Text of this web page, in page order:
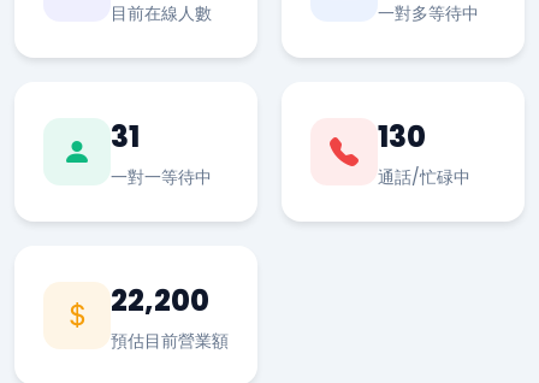
目前在線人數 一對多等待中
31
一對一等待中
130
通話/忙碌中
22,200
預估目前營業額